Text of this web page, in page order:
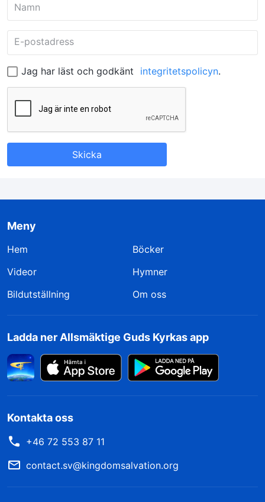
Namn
E-postadress
Jag har läst och godkänt integritetspolicyn.
Meny
Hem
Böcker
Videor
Hymner
Bildutställning
Om oss
Ladda ner Allsmäktige Guds Kyrkas app
Kontakta oss
+46 72 553 87 11
contact.sv@kingdomsalvation.org